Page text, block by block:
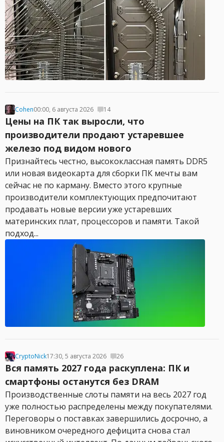
Cohen00:00, 6 августа 2026 14
Цены на ПК так выросли, что
производители продают устаревшее
железо под видом нового
Признайтесь честно, высококлассная память DDR5
или новая видеокарта для сборки ПК мечты вам
сейчас не по карману. Вместо этого крупные
производители комплектующих предпочитают
продавать новые версии уже устаревших
материнских плат, процессоров и памяти. Такой
подход...
CryptoNick17:30, 5 августа 2026 26
Вся память 2027 года раскуплена: ПК и
смартфоны останутся без DRAM
Производственные слоты памяти на весь 2027 год
уже полностью распределены между покупателями.
Переговоры о поставках завершились досрочно, а
виновником очередного дефицита снова стал